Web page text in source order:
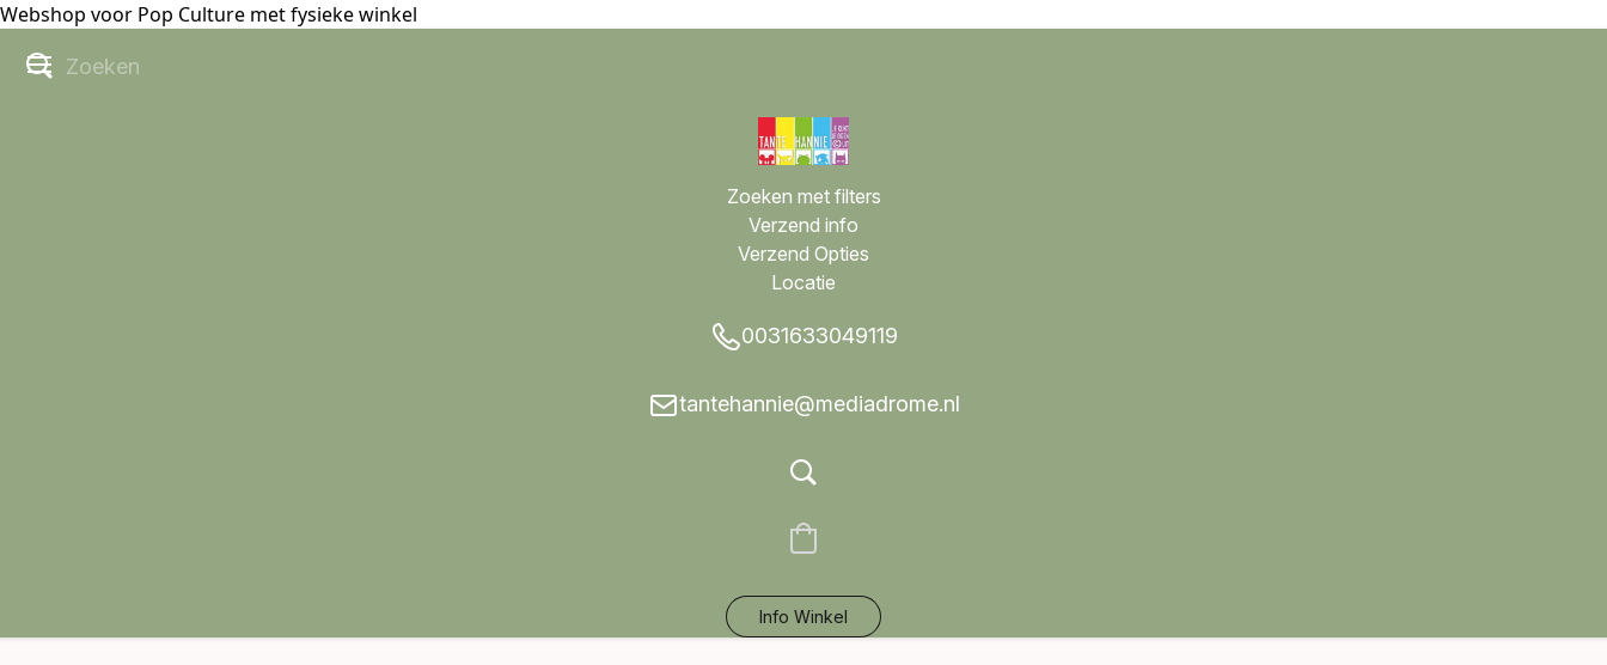
Webshop voor Pop Culture met fysieke winkel
Zoeken met filters
Verzend info
Verzend Opties
Locatie
0031633049119
tantehannie@mediadrome.nl
Info Winkel